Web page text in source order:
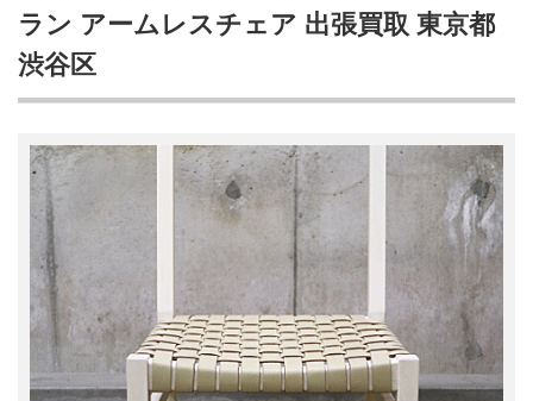
ラン アームレスチェア 出張買取 東京都
渋谷区